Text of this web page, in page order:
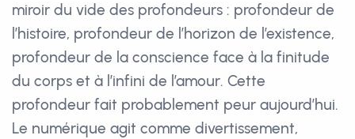
miroir du vide des profondeurs : profondeur de
l’histoire, profondeur de l’horizon de l’existence,
profondeur de la conscience face à la finitude
du corps et à l’infini de l’amour. Cette
profondeur fait probablement peur aujourd’hui.
Le numérique agit comme divertissement,